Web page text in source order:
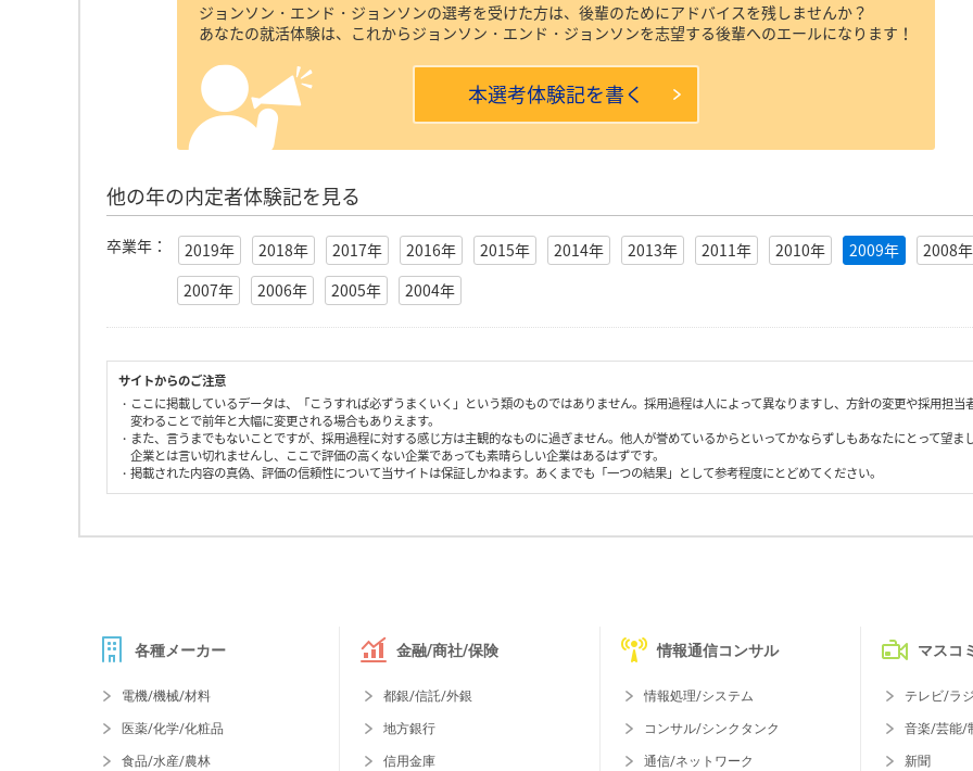
ジョンソン・エンド・ジョンソンの選考を受けた方は、後輩のためにアドバイスを残しませんか？
あなたの就活体験は、これからジョンソン・エンド・ジョンソンを志望する後輩へのエールになります！
本選考体験記を書く
他の年の内定者体験記を見る
卒業年： 2019年 2018年 2017年 2016年 2015年 2014年 2013年 2011年 2010年 2009年
2008年
2007年
2006年 2005年 2004年
サイトからのご注意
・ここに掲載しているデータは、「こうすれば必ずうまくいく」という類のものではありません。採用過程は人によって異なりますし、方針の変更や採用担当
変わることで前年と大幅に変更される場合もありえます。
・また、言うまでもないことですが、採用過程に対する感じ方は主観的なものに過ぎません。他人が誉めているからといってかならずしもあなたにとって望ま
企業とは言い切れませんし、ここで評価の高くない企業であっても素晴らしい企業はあるはずです。
・掲載された内容の真偽、評価の信頼性について当サイトは保証しかねます。あくまでも「一つの結果」として参考程度にとどめてください。
各種メーカー
電機/機械/材料
医薬/化学/化粧品
食品/水産/農林
金融/商社/保険
都銀/信託/外銀
地方銀行
信用金庫
情報通信コンサル
情報処理/システム
コンサル/シンクタンク
通信/ネットワーク
マスコ
テレビ/ラ
音楽/芸能/
新聞